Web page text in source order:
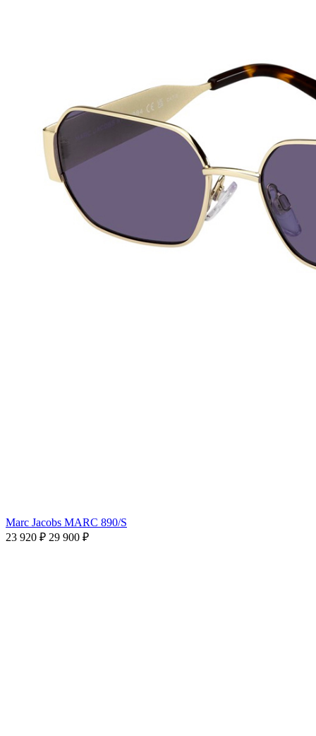
Marc Jacobs MARC 890/S
23 920 ₽ 29 900 ₽